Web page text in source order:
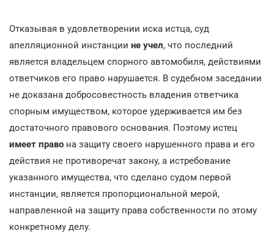
Отказывая в удовлетворении иска истца, суд
апелляционной инстанции не учел, что последний
является владельцем спорного автомобиля, действиями
ответчиков его право нарушается. В судебном заседании
не доказана добросовестность владения ответчика
спорным имуществом, которое удерживается им без
достаточного правового основания. Поэтому истец
имеет право на защиту своего нарушенного права и его
действия не противоречат закону, а истребование
указанного имущества, что сделано судом первой
инстанции, является пропорциональной мерой,
направленной на защиту права собственности по этому
конкретному делу.